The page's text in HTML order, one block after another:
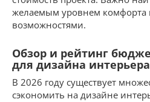
желаемым уровнем
возможностями.
Обзор и рейтинг
для дизайна интерьера
В 2026 году существует
сэкономить на дизайне